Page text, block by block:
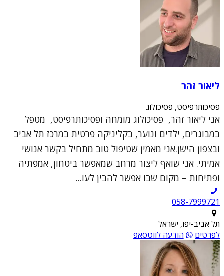
ליאור זהר
פסיכותרפיסט, פסיכולוג
אני ליאור זהר, פסיכולוג מומחה ופסיכותרפיסט, מטפל
במבוגרים, ילדים ונוער, בקליניקה פרטית במרכז תל אביב
ובצפון הישן.אני מאמין שטיפול טוב מתחיל בקשר אנושי
אמיתי. אני שואף ליצור מרחב שמאפשר ביטחון, אמפתיה
ופתיחות – מקום שבו אפשר להבין לעו...
תל אביב-יפו, ישראל
לפרטים
הודעה לווטסאפ